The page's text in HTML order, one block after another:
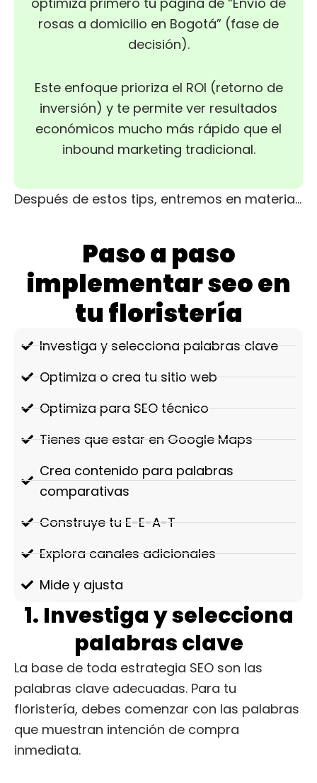
rosas a domicilio en Bogotá” (fase de
decisión).
Este enfoque prioriza el ROI (retorno de
inversión) y te permite ver resultados
económicos mucho más rápido que el
inbound marketing tradicional.
Después de estos tips, entremos en materia…
Paso a paso
implementar seo en
tu floristería
Investiga y selecciona palabras clave
Optimiza o crea tu sitio web
Optimiza para SEO técnico
Tienes que estar en Google Maps
Crea contenido para palabras
comparativas
Construye tu E-E-A-T
Explora canales adicionales
Mide y ajusta
1. Investiga y selecciona
palabras clave
La base de toda estrategia SEO son las
palabras clave adecuadas. Para tu
floristería, debes comenzar con las palabras
que muestran intención de compra
inmediata.